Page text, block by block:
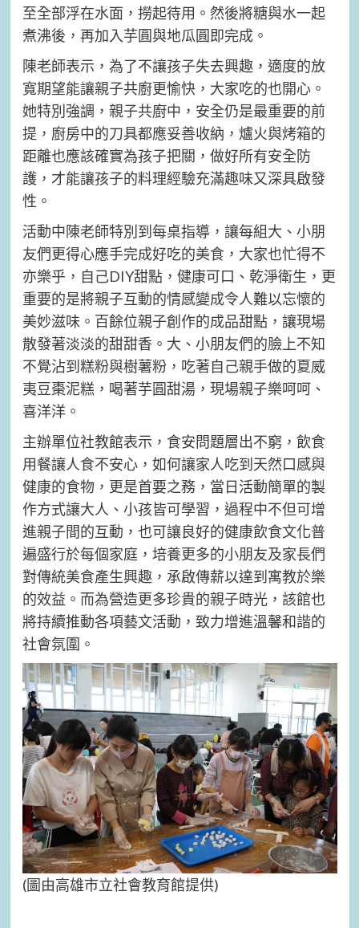
至全部浮在水面，撈起待用。然後將糖與水一起
煮沸後，再加入芋圓與地瓜圓即完成。
陳老師表示，為了不讓孩子失去興趣，適度的放
寬期望能讓親子共廚更愉快，大家吃的也開心。
她特別強調，親子共廚中，安全仍是最重要的前
提，廚房中的刀具都應妥善收納，爐火與烤箱的
距離也應該確實為孩子把關，做好所有安全防
護，才能讓孩子的料理經驗充滿趣味又深具啟發
性。
活動中陳老師特別到每桌指導，讓每組大、小朋
友們更得心應手完成好吃的美食，大家也忙得不
亦樂乎，自己DIY甜點，健康可口、乾淨衛生，更
重要的是將親子互動的情感變成令人難以忘懷的
美妙滋味。百餘位親子創作的成品甜點，讓現場
散發著淡淡的甜甜香。大、小朋友們的臉上不知
不覺沾到糕粉與樹薯粉，吃著自己親手做的夏威
夷豆棗泥糕，喝著芋圓甜湯，現場親子樂呵呵、
喜洋洋。
主辦單位社教館表示，食安問題層出不窮，飲食
用餐讓人食不安心，如何讓家人吃到天然口感與
健康的食物，更是首要之務，當日活動簡單的製
作方式讓大人、小孩皆可學習，過程中不但可增
進親子間的互動，也可讓良好的健康飲食文化普
遍盛行於每個家庭，培養更多的小朋友及家長們
對傳統美食產生興趣，承啟傳薪以達到寓教於樂
的效益。而為營造更多珍貴的親子時光，該館也
將持續推動各項藝文活動，致力增進溫馨和諧的
社會氛圍。
(圖由高雄市立社會教育館提供)